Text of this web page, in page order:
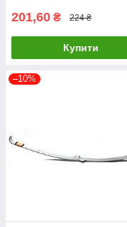
201,60 ₴ 224 ₴
Купити
–10%